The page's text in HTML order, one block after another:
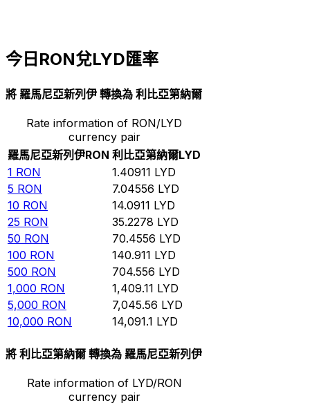
今日RON兌LYD匯率
將 羅馬尼亞新列伊 轉換為 利比亞第納爾
Rate information of RON/LYD
currency pair
羅馬尼亞新列伊RON 利比亞第納爾LYD
1 RON 1.40911 LYD
5 RON 7.04556 LYD
10 RON 14.0911 LYD
25 RON 35.2278 LYD
50 RON 70.4556 LYD
100 RON 140.911 LYD
500 RON 704.556 LYD
1,000 RON 1,409.11 LYD
5,000 RON 7,045.56 LYD
10,000 RON 14,091.1 LYD
將 利比亞第納爾 轉換為 羅馬尼亞新列伊
Rate information of LYD/RON
currency pair